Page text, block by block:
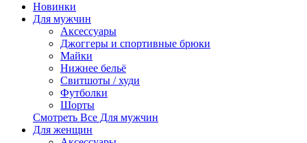
Новинки
Для мужчин
Аксессуары
Джоггеры и спортивные брюки
Майки
Нижнее бельё
Свитшоты / худи
Футболки
Шорты
Смотреть Все Для мужчин
Для женщин